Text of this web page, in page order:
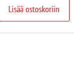
Lisää ostoskoriin